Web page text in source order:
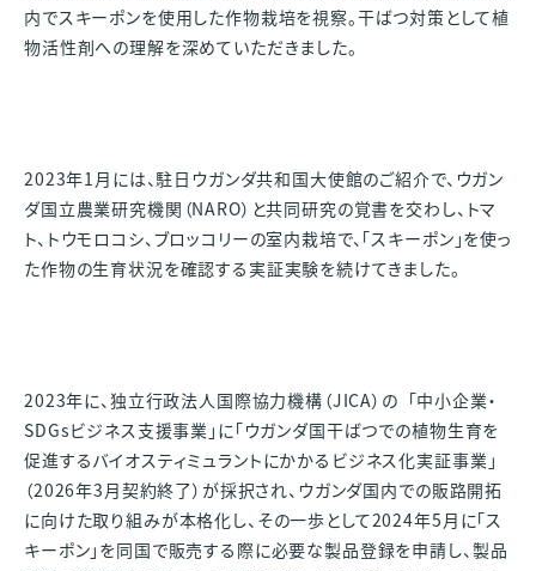
内でスキーポンを使用した作物栽培を視察。干ばつ対策として植
物活性剤への理解を深めていただきました。
2023年1月には、駐日ウガンダ共和国大使館のご紹介で、ウガン
ダ国立農業研究機関（NARO）と共同研究の覚書を交わし、トマ
ト、トウモロコシ、ブロッコリーの室内栽培で、「スキーポン」を使っ
た作物の生育状況を確認する実証実験を続けてきました。
2023年に、独立行政法人国際協力機構（JICA）の 「中小企業・
SDGsビジネス支援事業」に「ウガンダ国干ばつでの植物生育を
促進するバイオスティミュラントにかかるビジネス化実証事業」
（2026年3月契約終了）が採択され、ウガンダ国内での販路開拓
に向けた取り組みが本格化し、その一歩として2024年5月に「ス
キーポン」を同国で販売する際に必要な製品登録を申請し、製品